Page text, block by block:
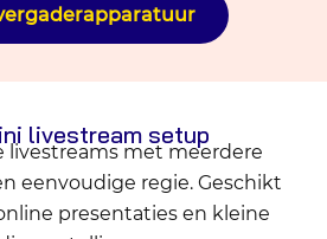
livestream setup
livestreams met meerdere
eenvoudige regie. Geschikt
presentaties en kleine